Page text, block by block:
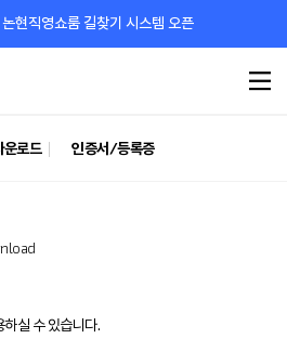
현직영쇼룸 길찾기 시스템 오픈
운로드 인증서/등록증
실 수 있습니다.